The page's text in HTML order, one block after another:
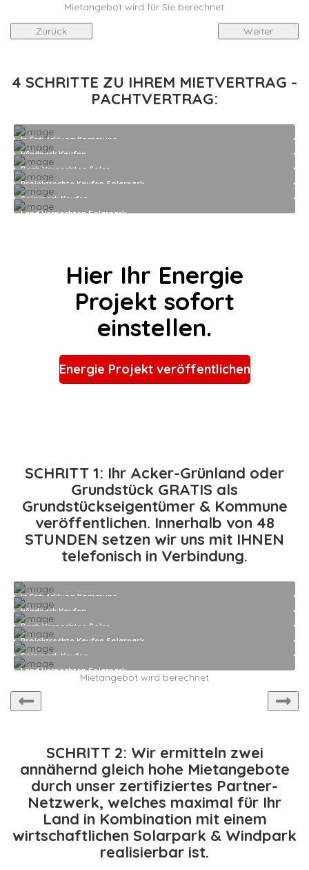
Mietangebot wird für Sie berechnet
Zurück
Weiter
4 SCHRITTE ZU IHREM MIETVERTRAG -
PACHTVERTRAG:
In Entwicklung Kommune
Windpark Kaufen
Dach Verpachten Solar
Projektrechte Kaufen Solarpark
Solarpark Kaufen
Land Verpachten Solarpark
Hier Ihr Energie
Projekt sofort
einstellen.
Energie Projekt veröffentlichen
SCHRITT 1: Ihr Acker-Grünland oder
Grundstück GRATIS als
Grundstückseigentümer & Kommune
veröffentlichen. Innerhalb von 48
STUNDEN setzen wir uns mit IHNEN
telefonisch in Verbindung.
In Entwicklung Kommune
Windpark Kaufen
Dach Verpachten Solar
Projektrechte Kaufen Solarpark
Solarpark Kaufen
Land Verpachten Solarpark
Mietangebot wird berechnet
SCHRITT 2: Wir ermitteln zwei
annähernd gleich hohe Mietangebote
durch unser zertifiziertes Partner-
Netzwerk, welches maximal für Ihr
Land in Kombination mit einem
wirtschaftlichen Solarpark & Windpark
realisierbar ist.